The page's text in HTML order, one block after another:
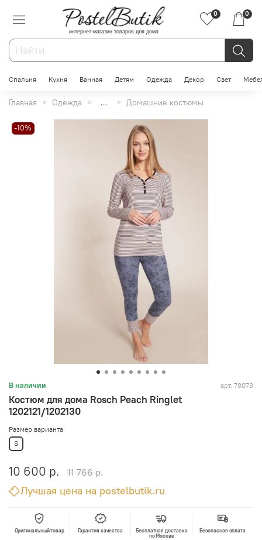
интернет-магазин товаров для дома
0 0
Спальня Кухня Ванная Детям Одежда Декор Свет
Главная Одежда ... Домашние костюмы
-10%
В наличии арт. 78078
Костюм для дома Rosch Peach Ringlet
1202121/1202130
Размер варианта
S
10 600 р. 11 766 р.
Лучшая цена на postelbutik.ru
Оригинальный товар Гарантия качества
Бесплатная доставка
по Москве
Безопасная оплата